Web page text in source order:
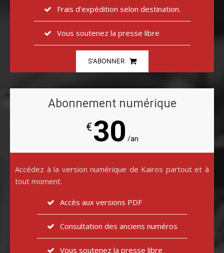
Frais d’expédition selon destination.
Vous soutenez la presse libre
S'ABONNER
Abonnement numérique
€30 /an
Accédez à la version numérique de Kairos partout et à
tout moment.
Accès aux versions PDF
Consultation des anciens numéros
Vous soutenez la presse libre